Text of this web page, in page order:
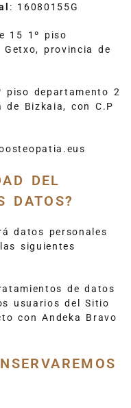
: 16080155G
15 1º piso
provincia de
piso departamento 2
de Bizkaia, con C.P
DEL
DATOS?
datos personales
siguientes
de datos
usuarios del Sitio
con Andeka Bravo